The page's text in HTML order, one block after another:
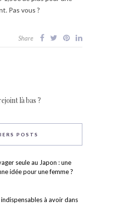
Pas vous ?
Share
là bas ?
POSTS
seule au Japon : une
idée pour une femme ?
indispensables à avoir dans